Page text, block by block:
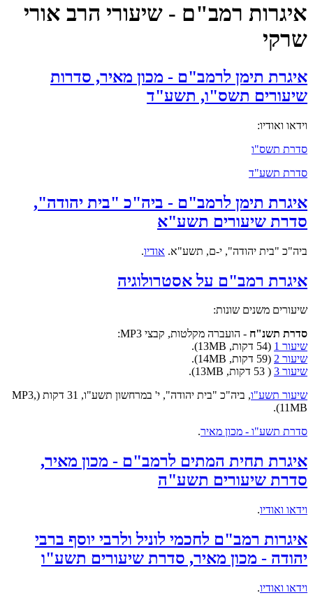
איגרות רמב"ם - שיעורי הרב אורי
שרקי
איגרת תימן לרמב"ם - מכון מאיר, סדרות
שיעורים תשס"ו, תשע"ד
וידאו ואודיו:
סדרת תשס"ו
סדרת תשע"ד
איגרת תימן לרמב"ם - ביה"כ "בית יהודה",
סדרת שיעורים תשע"א
ביה"כ "בית יהודה", י-ם, תשע"א. אודיו.
איגרת רמב"ם על אסטרולוגיה
שיעורים משנים שונות:
סדרת תשנ"ח - הועברה מקלטות, קבצי MP3:
שיעור 1
(54 דקות, 13MB).
שיעור 2
(59 דקות, 14MB).
שיעור 3
( 53 דקות, 13MB).
שיעור תשע"ו
, ביה"כ "בית יהודה", י' במרחשון תשע"ו, 31 דקות (MP3,
11MB).
סדרת תשע"ו - מכון מאיר.
איגרת תחית המתים לרמב"ם - מכון מאיר,
סדרת שיעורים תשע"ה
וידאו ואודיו.
איגרות רמב"ם לחכמי לוניל ולרבי יוסף ברבי
יהודה - מכון מאיר, סדרת שיעורים תשע"ו
וידאו ואודיו.